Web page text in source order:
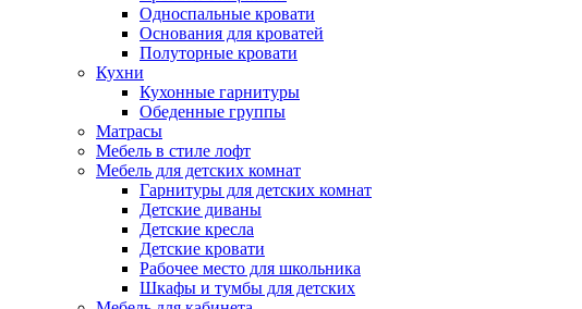
Односпальные кровати
Основания для кроватей
Полуторные кровати
Кухни
Кухонные гарнитуры
Обеденные группы
Матрасы
Мебель в стиле лофт
Мебель для детских комнат
Гарнитуры для детских комнат
Детские диваны
Детские кресла
Детские кровати
Рабочее место для школьника
Шкафы и тумбы для детских